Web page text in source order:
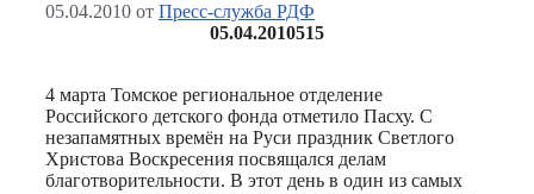
05.04.2010 от Пресс-служба РДФ
05.04.2010515
4 марта Томское региональное отделение
Российского детского фонда отметило Пасху. С
незапамятных времён на Руси праздник Светлого
Христова Воскресения посвящался делам
благотворительности. В этот день в один из самых